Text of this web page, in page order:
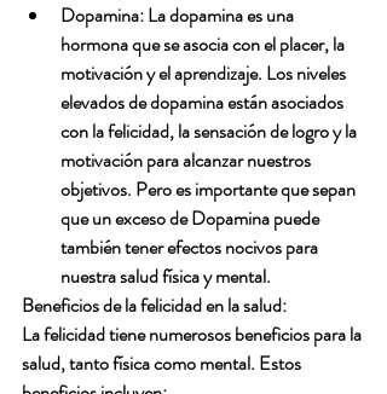
Dopamina: La dopamina es una
hormona que se asocia con el placer, la
motivación y el aprendizaje. Los niveles
elevados de dopamina están asociados
con la felicidad, la sensación de logro y la
motivación para alcanzar nuestros
objetivos. Pero es importante que sepan
que un exceso de Dopamina puede
también tener efectos nocivos para
nuestra salud física y mental.
Beneficios de la felicidad en la salud:
La felicidad tiene numerosos beneficios para la
salud, tanto física como mental. Estos